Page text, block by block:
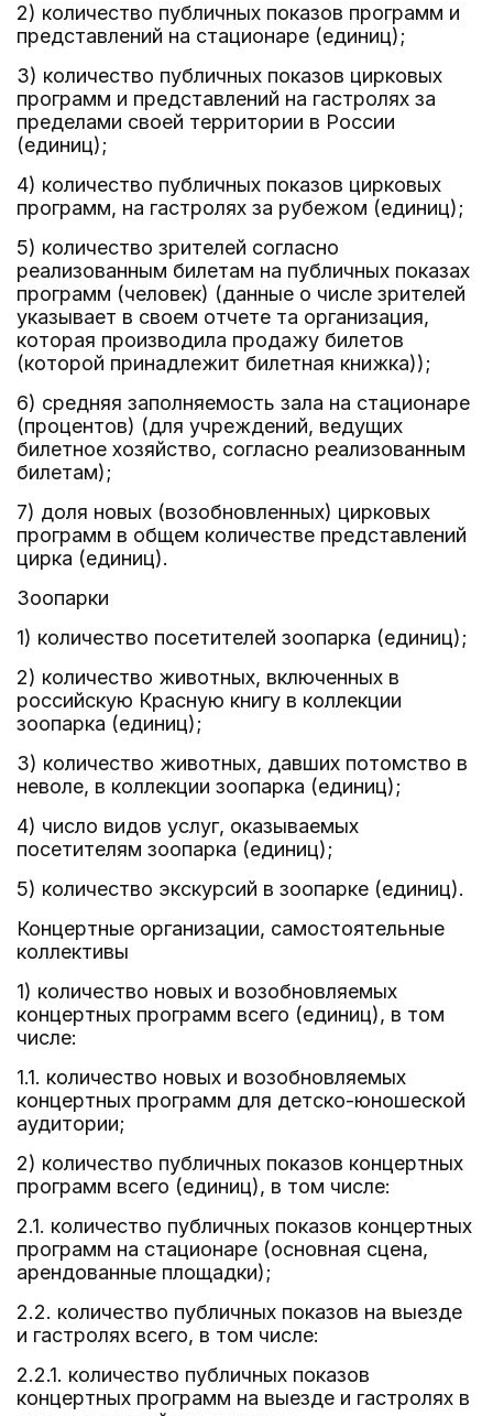
2) количество публичных показов программ и
представлений на стационаре (единиц);
3) количество публичных показов цирковых
программ и представлений на гастролях за
пределами своей территории в России
(единиц);
4) количество публичных показов цирковых
программ, на гастролях за рубежом (единиц);
5) количество зрителей согласно
реализованным билетам на публичных показах
программ (человек) (данные о числе зрителей
указывает в своем отчете та организация,
которая производила продажу билетов
(которой принадлежит билетная книжка));
6) средняя заполняемость зала на стационаре
(процентов) (для учреждений, ведущих
билетное хозяйство, согласно реализованным
билетам);
7) доля новых (возобновленных) цирковых
программ в общем количестве представлений
цирка (единиц).
Зоопарки
1) количество посетителей зоопарка (единиц);
2) количество животных, включенных в
российскую Красную книгу в коллекции
зоопарка (единиц);
3) количество животных, давших потомство в
неволе, в коллекции зоопарка (единиц);
4) число видов услуг, оказываемых
посетителям зоопарка (единиц);
5) количество экскурсий в зоопарке (единиц).
Концертные организации, самостоятельные
коллективы
1) количество новых и возобновляемых
концертных программ всего (единиц), в том
числе:
1.1. количество новых и возобновляемых
концертных программ для детско-юношеской
аудитории;
2) количество публичных показов концертных
программ всего (единиц), в том числе:
2.1. количество публичных показов концертных
программ на стационаре (основная сцена,
арендованные площадки);
2.2. количество публичных показов на выезде
и гастролях всего, в том числе:
2.2.1. количество публичных показов
концертных программ на выезде и гастролях в